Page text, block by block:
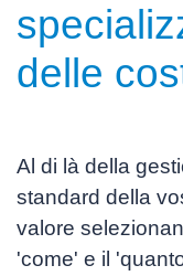
delle
Al di là della
standard della
valore
'come' e il